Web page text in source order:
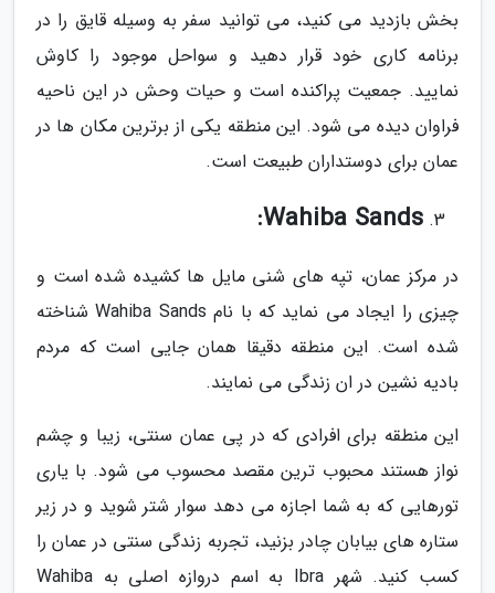
بخش بازدید می کنید، می توانید سفر به وسیله قایق را در
برنامه کاری خود قرار دهید و سواحل موجود را کاوش
نمایید. جمعیت پراکنده است و حیات وحش در این ناحیه
فراوان دیده می شود. این منطقه یکی از برترین مکان ها در
عمان برای دوستداران طبیعت است.
Wahiba Sands:
در مرکز عمان، تپه های شنی مایل ها کشیده شده است و
چیزی را ایجاد می نماید که با نام Wahiba Sands شناخته
شده است. این منطقه دقیقا همان جایی است که مردم
بادیه نشین در ان زندگی می نمایند.
این منطقه برای افرادی که در پی عمان سنتی، زیبا و چشم
نواز هستند محبوب ترین مقصد محسوب می شود. با یاری
تورهایی که به شما اجازه می دهد سوار شتر شوید و در زیر
ستاره های بیابان چادر بزنید، تجربه زندگی سنتی در عمان را
کسب کنید. شهر Ibra به اسم دروازه اصلی به Wahiba